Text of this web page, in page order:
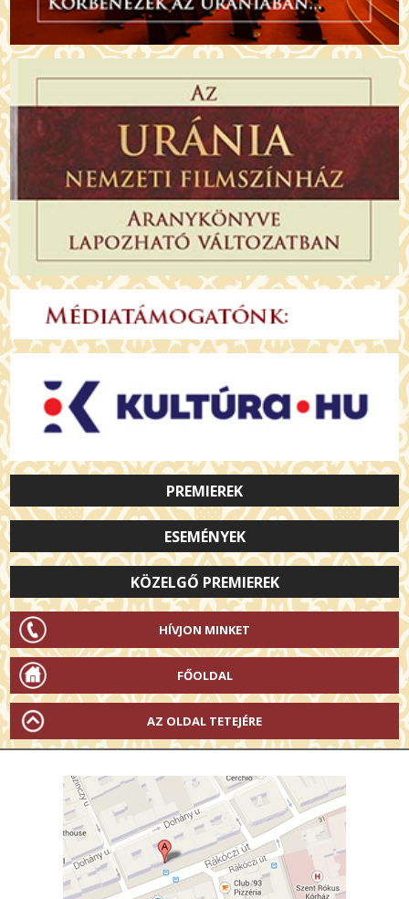
PREMIEREK
ESEMÉNYEK
KÖZELGŐ PREMIEREK
HÍVJON MINKET
FŐOLDAL
AZ OLDAL TETEJÉRE